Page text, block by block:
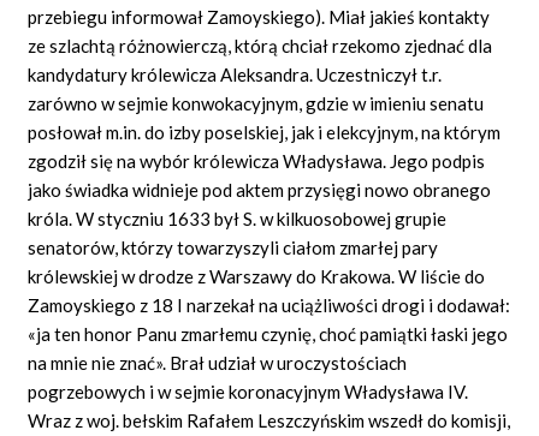
przebiegu informował Zamoyskiego). Miał jakieś kontakty
ze szlachtą różnowierczą, którą chciał rzekomo zjednać dla
kandydatury królewicza Aleksandra. Uczestniczył t.r.
zarówno w sejmie konwokacyjnym, gdzie w imieniu senatu
posłował m.in. do izby poselskiej, jak i elekcyjnym, na którym
zgodził się na wybór królewicza Władysława. Jego podpis
jako świadka widnieje pod aktem przysięgi nowo obranego
króla. W styczniu 1633 był S. w kilkuosobowej grupie
senatorów, którzy towarzyszyli ciałom zmarłej pary
królewskiej w drodze z Warszawy do Krakowa. W liście do
Zamoyskiego z 18 I narzekał na uciążliwości drogi i dodawał:
«ja ten honor Panu zmarłemu czynię, choć pamiątki łaski jego
na mnie nie znać». Brał udział w uroczystościach
pogrzebowych i w sejmie koronacyjnym Władysława IV.
Wraz z woj. bełskim Rafałem Leszczyńskim wszedł do komisji,